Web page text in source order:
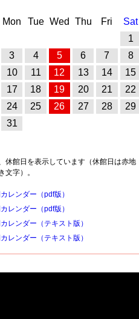
Mon Tue Wed Thu Fri
Sat
1
3 4 5 6 7
8
10 11 12 13 14
15
17 18 19 20 21
22
24 25 26 27 28
29
31
休館日を表示しています（休館日は赤地
文字）。
レンダー（pdf版）
レンダー（pdf版）
レンダー（テキスト版）
レンダー（テキスト版）